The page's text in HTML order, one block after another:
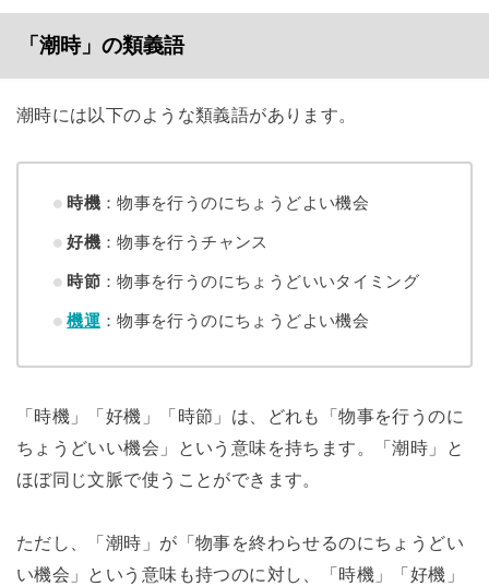
「潮時」の類義語
潮時には以下のような類義語があります。
時機：物事を行うのにちょうどよい機会
好機：物事を行うチャンス
時節：物事を行うのにちょうどいいタイミング
機運：物事を行うのにちょうどよい機会
「時機」「好機」「時節」は、どれも「物事を行うのに
ちょうどいい機会」という意味を持ちます。「潮時」と
ほぼ同じ文脈で使うことができます。
ただし、「潮時」が「物事を終わらせるのにちょうどい
い機会」という意味も持つのに対し、「時機」「好機」